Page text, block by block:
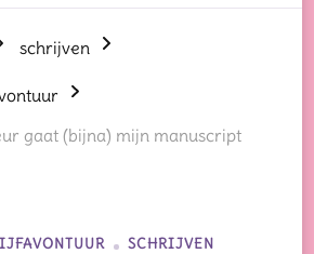
schrijven
gaat (bijna) mijn manuscript
SCHRIJVEN